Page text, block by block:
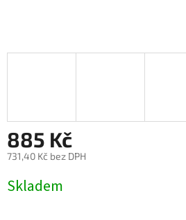
885 Kč
731,40 Kč bez DPH
cena:
Skladem